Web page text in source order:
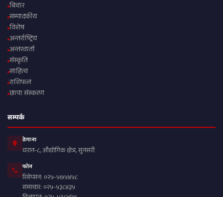
बिचार
सम्पादकीय
विशेष
अन्तर्राष्ट्रिय
अन्तरवार्ता
संस्कृति
साहित्य
राशिफल
छापा संस्करण
सम्पर्क
ठेगाना
धरान-८, औद्योगिक क्षेत्र, सुनसरी
फोन
रिसेप्सन: ०२५-५७५४५८
समाचार: ०२५-५३८४३५